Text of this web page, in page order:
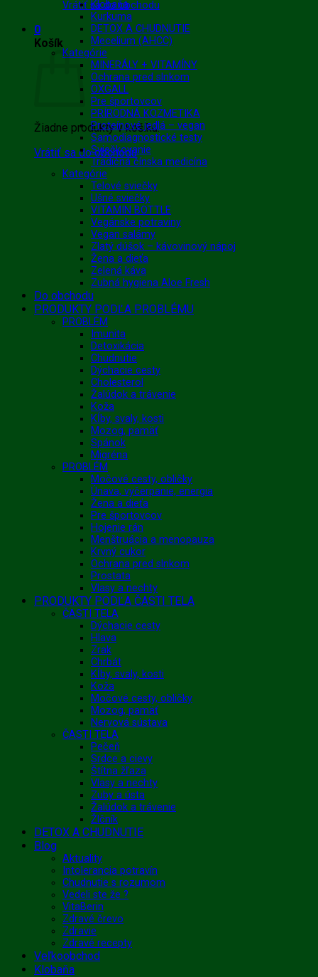
Vrátiť sa do obchodu
0
Košík
Žiadne produkty v košíku.
Vrátiť sa do obchodu
Klobaňa
Kurkuma
DETOX A CHUDNUTIE
Mecelium (AHCC)
Kategórie
MINERÁLY + VITAMÍNY
Ochrana pred slnkom
OXGALL
Pre športovcov
PRÍRODNÁ KOZMETIKA
Proteínové jedlá – vegan
Samodiagnostické testy
Sviečkovanie
Tradičná čínska medicína
Kategórie
Telové sviečky
Ušné sviečky
VITAMIN BOTTLE
Vegánske potraviny
Vegan salámy
Zlatý dúšok – kávovinový nápoj
Žena a dieťa
Zelená káva
Zubná hygiena Aloe Fresh
Do obchodu
PRODUKTY PODĽA PROBLÉMU
PROBLÉM
Imunita
Detoxikácia
Chudnutie
Dýchacie cesty
Cholesterol
Žalúdok a trávenie
Koža
Kĺby, svaly, kosti
Mozog, pamäť
Spánok
Migréna
PROBLÉM
Močové cesty, obličky
Únava, vyčerpanie, energia
Žena a dieťa
Pre športovcov
Hojenie rán
Menštruácia a menopauza
Krvný cukor
Ochrana pred slnkom
Prostata
Vlasy a nechty
PRODUKTY PODĽA ČASTI TELA
ČASTI TELA
Dýchacie cesty
Hlava
Zrak
Chrbát
Kĺby, svaly, kosti
Koža
Močové cesty, obličky
Mozog, pamäť
Nervová sústava
ČASTI TELA
Pečeň
Srdce a cievy
Štítna žľaza
Vlasy a nechty
Zuby a ústa
Žalúdok a trávenie
Žlčník
DETOX A CHUDNUTIE
Blog
Aktuality
Intolerancia potravín
Chudnutie s rozumom
Vedeli ste že ?
VitaBerin
Zdravé črevo
Zdravie
Zdravé recepty
Veľkoobchod
Klobaňa